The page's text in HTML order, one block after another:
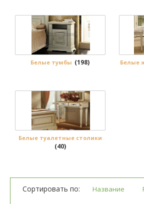
Белые тумбы (198) Белые
Белые туалетные столики
(40)
Сортировать по: Название